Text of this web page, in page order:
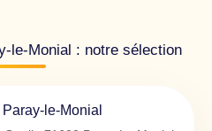
le-Monial : notre sélection
le-Monial